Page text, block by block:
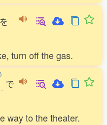
を
turn off the gas.
で
way to the theater.